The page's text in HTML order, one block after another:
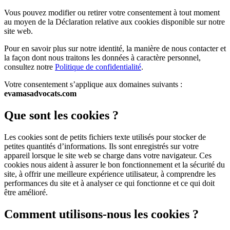
Vous pouvez modifier ou retirer votre consentement à tout moment
au moyen de la Déclaration relative aux cookies disponible sur notre
site web.
Pour en savoir plus sur notre identité, la manière de nous contacter et
la façon dont nous traitons les données à caractère personnel,
consultez notre Politique de confidentialité.
Votre consentement s’applique aux domaines suivants :
evamasadvocats.com
Que sont les cookies ?
Les cookies sont de petits fichiers texte utilisés pour stocker de
petites quantités d’informations. Ils sont enregistrés sur votre
appareil lorsque le site web se charge dans votre navigateur. Ces
cookies nous aident à assurer le bon fonctionnement et la sécurité du
site, à offrir une meilleure expérience utilisateur, à comprendre les
performances du site et à analyser ce qui fonctionne et ce qui doit
être amélioré.
Comment utilisons-nous les cookies ?